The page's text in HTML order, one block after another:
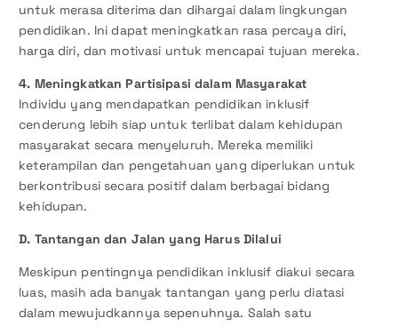
untuk merasa diterima dan dihargai dalam lingkungan
pendidikan. Ini dapat meningkatkan rasa percaya diri,
harga diri, dan motivasi untuk mencapai tujuan mereka.
4. Meningkatkan Partisipasi dalam Masyarakat
Individu yang mendapatkan pendidikan inklusif
cenderung lebih siap untuk terlibat dalam kehidupan
masyarakat secara menyeluruh. Mereka memiliki
keterampilan dan pengetahuan yang diperlukan untuk
berkontribusi secara positif dalam berbagai bidang
kehidupan.
D. Tantangan dan Jalan yang Harus Dilalui
Meskipun pentingnya pendidikan inklusif diakui secara
luas, masih ada banyak tantangan yang perlu diatasi
dalam mewujudkannya sepenuhnya. Salah satu